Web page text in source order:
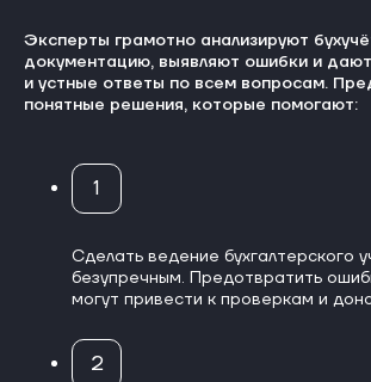
Эксперты грамотно анализируют
документацию, выявляют ошибки и
и устные ответы по всем вопросам.
понятные решения, которые помогают:
1
Сделать ведение бухгалтерского
безупречным. Предотвратить
могут привести к проверкам и
2